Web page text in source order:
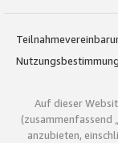
Auf dieser
(zusammenfassend
anzubieten,